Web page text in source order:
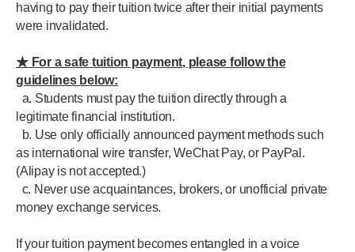
having to pay their tuition twice after their initial payments
were invalidated.
★ For a safe tuition payment, please follow the
guidelines below:
a. Students must pay the tuition directly through a
legitimate financial institution.
b. Use only officially announced payment methods such
as international wire transfer, WeChat Pay, or PayPal.
(Alipay is not accepted.)
c. Never use acquaintances, brokers, or unofficial private
money exchange services.
If your tuition payment becomes entangled in a voice